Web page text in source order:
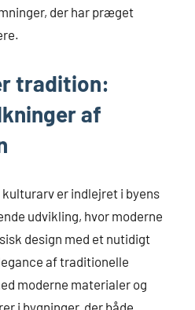
der har præget
tradition:
af
kulturarv er indlejret i byens
udvikling, hvor moderne
design med et nutidigt
af traditionelle
moderne materialer og